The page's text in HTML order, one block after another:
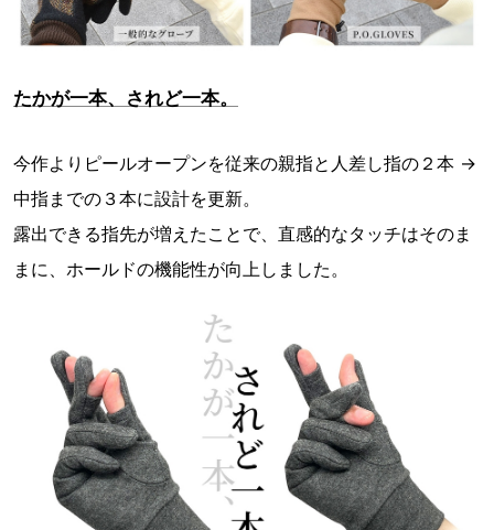
たかが一本、されど一本。
今作よりピールオープンを従来の親指と人差し指の２本 →
中指までの３本に設計を更新。
露出できる指先が増えたことで、直感的なタッチはそのま
まに、ホールドの機能性が向上しました。